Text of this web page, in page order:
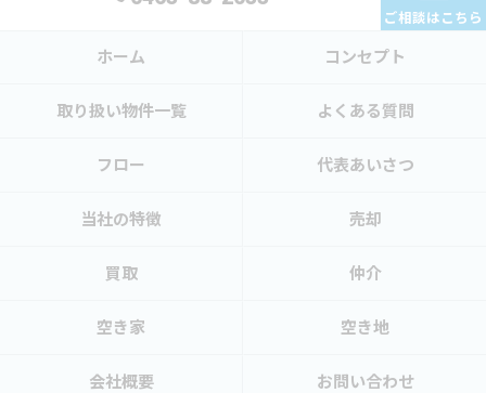
ご相談はこちら
ホーム コンセプト
取り扱い物件一覧 よくある質問
フロー 代表あいさつ
当社の特徴 売却
買取 仲介
空き家 空き地
会社概要 お問い合わせ